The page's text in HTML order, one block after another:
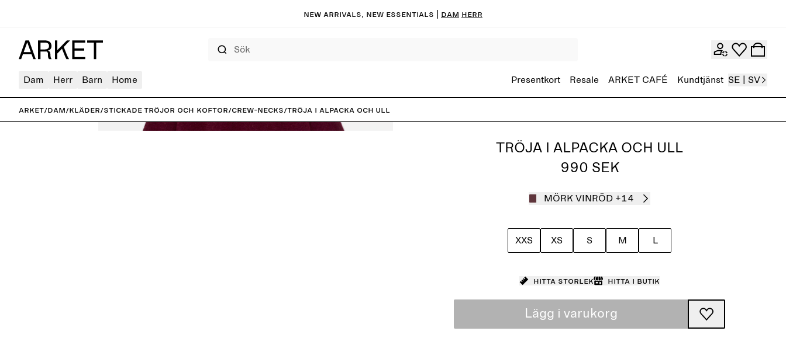
New arrivals, new essentials | Dam Herr
Dam Herr Barn Home Presentkort Resale ARKET CAFÉ Kundtjänst SE | SV
ARKET/Dam/Kläder/Stickade tröjor och koftor/Crew-necks/Tröja i alpacka och ull
TRÖJA I ALPACKA OCH ULL
990 SEK
MÖRK VINRÖD +14
XXS XS S M L
Hitta storlek Hitta i butik
Lägg i varukorg